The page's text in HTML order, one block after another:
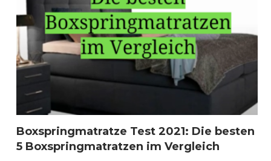
Boxspringmatratze Test 2021: Die besten
5 Boxspringmatratzen im Vergleich